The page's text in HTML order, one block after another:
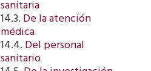
sanitaria
14.3.De la atención
médica
14.4.Del personal
sanitario